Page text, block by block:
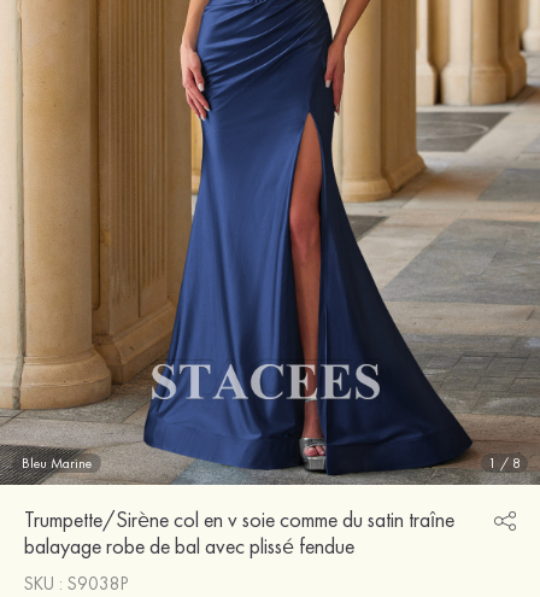
Bleu Marine 1 / 8
Trumpette/Sirène col en v soie comme du satin traîne
balayage robe de bal avec plissé fendue
SKU : S9038P